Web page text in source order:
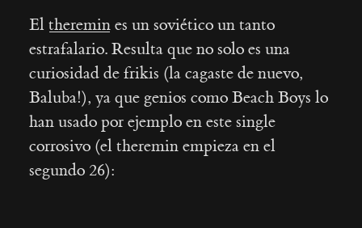
El theremines un soviético un tanto
estrafalario. Resulta que no solo es una
curiosidad de frikis (la cagaste de nuevo,
Baluba!), ya que genios como Beach Boys lo
han usado por ejemplo en este single
corrosivo (el theremin empieza en el
segundo 26):